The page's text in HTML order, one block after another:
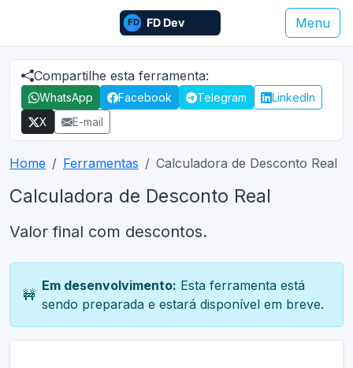
Menu
Compartilhe esta ferramenta:
WhatsApp Facebook Telegram
LinkedIn
X
E-mail
Home Ferramentas Calculadora de Desconto Real
Calculadora de Desconto Real
Valor final com descontos.
🚧
Em desenvolvimento: Esta ferramenta está
sendo preparada e estará disponível em breve.